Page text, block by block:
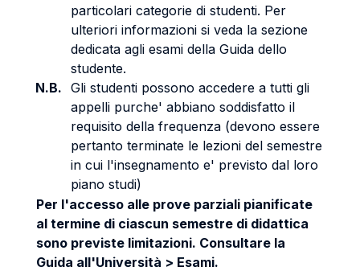
particolari categorie di studenti. Per
ulteriori informazioni si veda la sezione
dedicata agli esami della Guida dello
studente.
N.B. Gli studenti possono accedere a tutti gli
appelli purche' abbiano soddisfatto il
requisito della frequenza (devono essere
pertanto terminate le lezioni del semestre
in cui l'insegnamento e' previsto dal loro
piano studi)
Per l'accesso alle prove parziali pianificate
al termine di ciascun semestre di didattica
sono previste limitazioni. Consultare la
Guida all'Università > Esami.